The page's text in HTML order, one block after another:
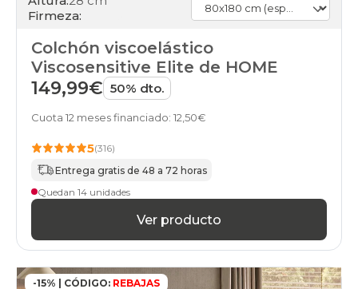
especial
colchones
135x180cm
colchones
135x190cm
colchones
colchones
135x220cm-
140x180cmespecial
colchones
140x190cmespecial
colchones
140x200cmespecial
Firmeza:
Colchón viscoelástico
Viscosensitive Elite de HOME
149,99€ 50% dto.
Cuota 12 meses financiado: 12,50€
5(316)
Entrega gratis de 48 a 72 horas
Quedan 14 unidades
Ver producto
-15% | CÓDIGO: REBAJAS